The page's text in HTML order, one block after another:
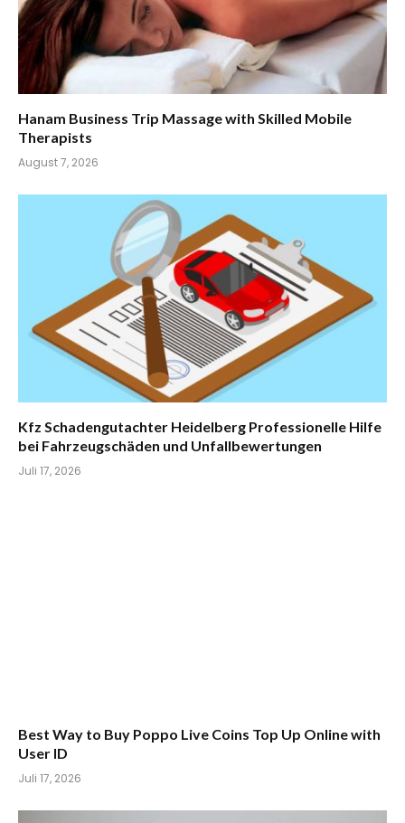
Hanam Business Trip Massage with Skilled Mobile
Therapists
August 7, 2026
Kfz Schadengutachter Heidelberg Professionelle Hilfe
bei Fahrzeugschäden und Unfallbewertungen
Juli 17, 2026
Best Way to Buy Poppo Live Coins Top Up Online with
User ID
Juli 17, 2026